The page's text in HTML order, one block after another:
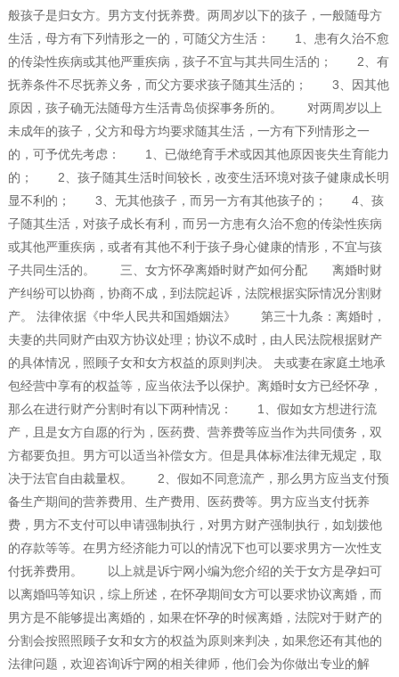
般孩子是归女方。男方支付抚养费。两周岁以下的孩子，一般随母方
生活，母方有下列情形之一的，可随父方生活： 1、患有久治不愈
的传染性疾病或其他严重疾病，孩子不宜与其共同生活的； 2、有
抚养条件不尽抚养义务，而父方要求孩子随其生活的； 3、因其他
原因，孩子确无法随母方生活青岛侦探事务所的。 对两周岁以上
未成年的孩子，父方和母方均要求随其生活，一方有下列情形之一
的，可予优先考虑： 1、已做绝育手术或因其他原因丧失生育能力
的； 2、孩子随其生活时间较长，改变生活环境对孩子健康成长明
显不利的； 3、无其他孩子，而另一方有其他孩子的； 4、孩
子随其生活，对孩子成长有利，而另一方患有久治不愈的传染性疾病
或其他严重疾病，或者有其他不利于孩子身心健康的情形，不宜与孩
子共同生活的。 三、女方怀孕离婚时财产如何分配 离婚时财
产纠纷可以协商，协商不成，到法院起诉，法院根据实际情况分割财
产。 法律依据《中华人民共和国婚姻法》 第三十九条：离婚时，
夫妻的共同财产由双方协议处理；协议不成时，由人民法院根据财产
的具体情况，照顾子女和女方权益的原则判决。 夫或妻在家庭土地承
包经营中享有的权益等，应当依法予以保护。离婚时女方已经怀孕，
那么在进行财产分割时有以下两种情况： 1、假如女方想进行流
产，且是女方自愿的行为，医药费、营养费等应当作为共同债务，双
方都要负担。男方可以适当补偿女方。但是具体标准法律无规定，取
决于法官自由裁量权。 2、假如不同意流产，那么男方应当支付预
备生产期间的营养费用、生产费用、医药费等。男方应当支付抚养
费，男方不支付可以申请强制执行，对男方财产强制执行，如划拨他
的存款等等。在男方经济能力可以的情况下也可以要求男方一次性支
付抚养费用。 以上就是诉宁网小编为您介绍的关于女方是孕妇可
以离婚吗等知识，综上所述，在怀孕期间女方可以要求协议离婚，而
男方是不能够提出离婚的，如果在怀孕的时候离婚，法院对于财产的
分割会按照照顾子女和女方的权益为原则来判决，如果您还有其他的
法律问题，欢迎咨询诉宁网的相关律师，他们会为你做出专业的解